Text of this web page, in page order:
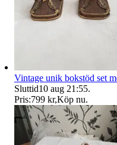
Vintage unik bokstöd set
Sluttid10 aug 21:55.
Pris:799 kr,Köp nu.